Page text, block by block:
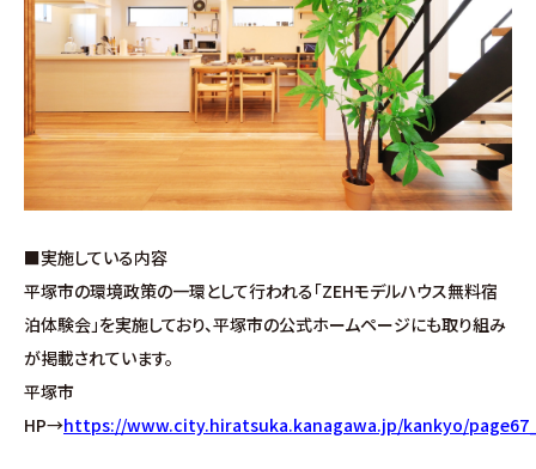
お問い合わせ
∟総合お問い合わせ
∟資料請求
∟来場予約
■実施している内容
平塚市の環境政策の一環として行われる「ZEHモデルハウス無料宿
泊体験会」を実施しており、平塚市の公式ホームページにも取り組み
が掲載されています。
平塚市
HP→https://www.city.hiratsuka.kanagawa.jp/kankyo/